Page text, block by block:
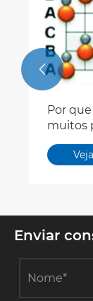
Por
muitos

Enviar